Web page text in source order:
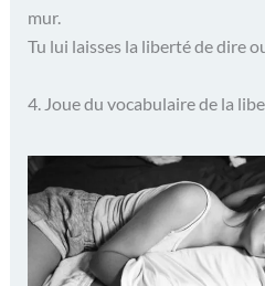
mur.
Tu lui laisses la liberté de dire
4. Joue du vocabulaire de la